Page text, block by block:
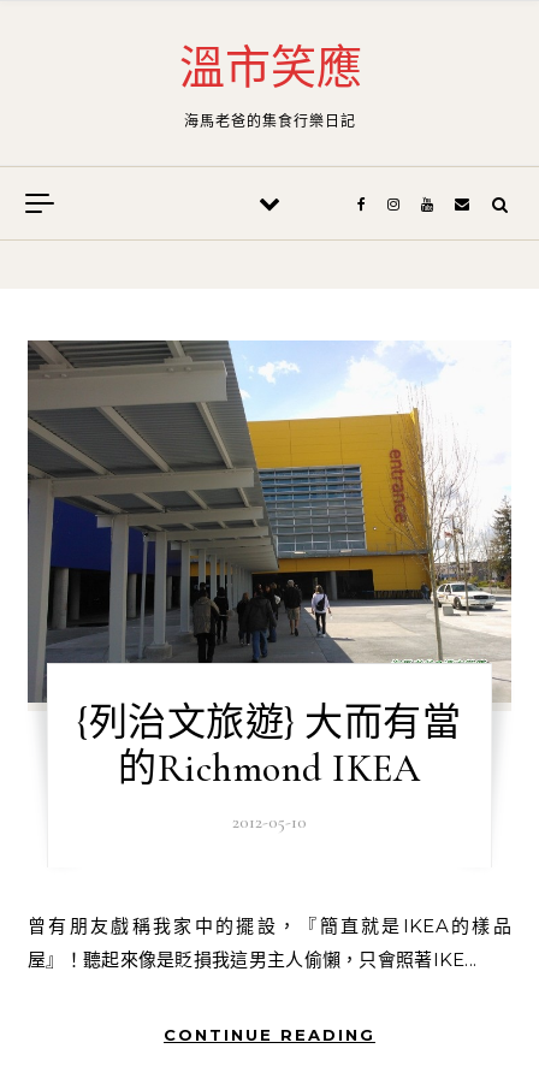
溫市笑應
海馬老爸的集食行樂日記
{列治文旅遊} 大而有當
的Richmond IKEA
2012-05-10
曾有朋友戲稱我家中的擺設，『簡直就是IKEA的樣品
屋』！聽起來像是貶損我這男主人偷懶，只會照著IKE...
CONTINUE READING